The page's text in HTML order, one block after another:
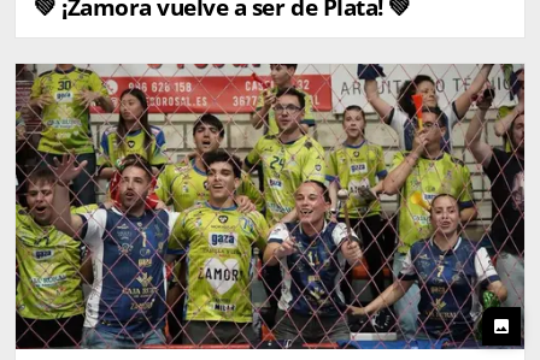
💚 ¡Zamora vuelve a ser de Plata! 💚
photo